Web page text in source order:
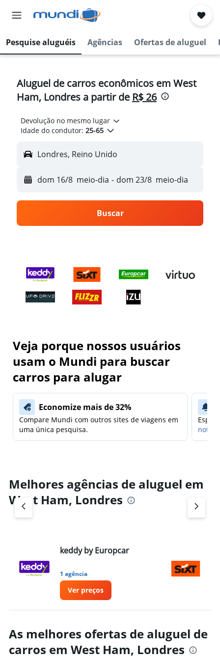
Pesquise aluguéis Agências Ofertas de aluguel
Aluguel de carros econômicos em West
Ham, Londres a partir de R$ 26
Devolução no mesmo lugar
Idade do condutor: 25-65
Londres, Reino Unido
dom 16/8 meio-dia - dom 23/8 meio-dia
Buscar
Veja porque nossos usuários
usam o Mundi para buscar
carros para alugar
Economize mais de 32%
Compare Mundi com outros sites de viagens em
uma única pesquisa.
Melhores agências de aluguel em
West Ham, Londres
keddy by Europcar
1 agência
Ver preços
As melhores ofertas de aluguel de
carros em West Ham, Londres